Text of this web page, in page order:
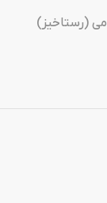
(رستاخیز)